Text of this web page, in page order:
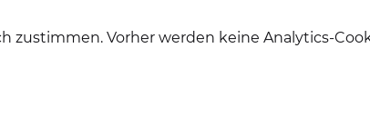
zustimmen. Vorher werden keine Analytics-